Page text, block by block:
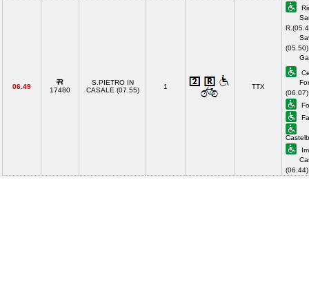
06.49 17480
S.PIETRO IN
CASALE (07.55)
1 TTX
(05.50)
(06.07)